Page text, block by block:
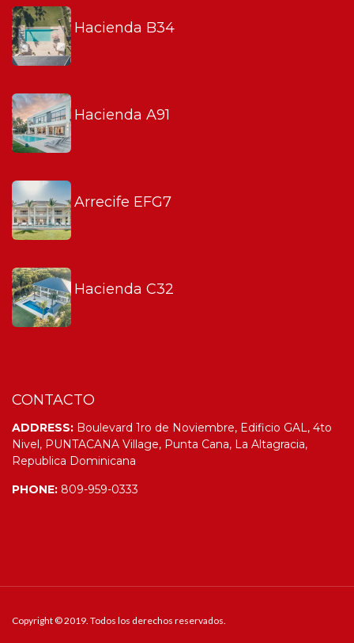
Hacienda B34
Hacienda A91
Arrecife EFG7
Hacienda C32
CONTACTO
ADDRESS: Boulevard 1ro de Noviembre, Edificio GAL, 4to
Nivel, PUNTACANA Village, Punta Cana, La Altagracia,
Republica Dominicana
PHONE: 809-959-0333
Copyright © 2019. Todos los derechos reservados.